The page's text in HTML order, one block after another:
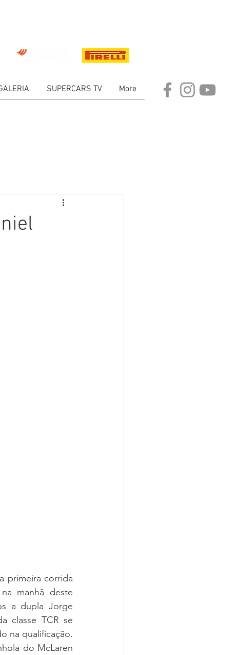
SUPERCARS TV More
primeira corrida
manhã deste
a dupla Jorge
classe TCR se
na qualificação.
do McLaren